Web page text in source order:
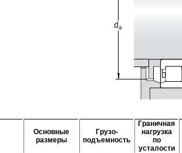
Основные
размеры
Грузо-
подъемность
Граничная
нагрузка
по
усталости